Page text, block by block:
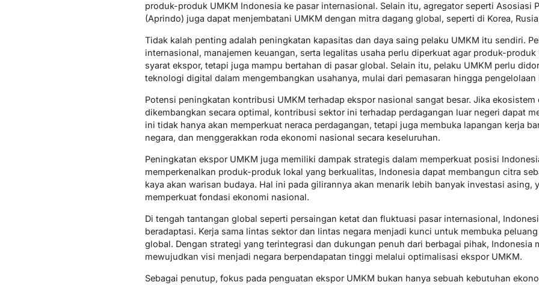
produk-produk UMKM Indonesia ke pasar internasional. Selain itu, agregator seperti Asosiasi
(Aprindo) juga dapat menjembatani UMKM dengan mitra dagang global, seperti di Korea,
Tidak kalah penting adalah peningkatan kapasitas dan daya saing pelaku UMKM itu sendiri.
internasional, manajemen keuangan, serta legalitas usaha perlu diperkuat agar produk-
syarat ekspor, tetapi juga mampu bertahan di pasar global. Selain itu, pelaku UMKM perlu
teknologi digital dalam mengembangkan usahanya, mulai dari pemasaran hingga
Potensi peningkatan kontribusi UMKM terhadap ekspor nasional sangat besar. Jika ekosistem
dikembangkan secara optimal, kontribusi sektor ini terhadap perdagangan luar negeri dapat
ini tidak hanya akan memperkuat neraca perdagangan, tetapi juga membuka lapangan kerja
negara, dan menggerakkan roda ekonomi nasional secara keseluruhan.
Peningkatan ekspor UMKM juga memiliki dampak strategis dalam memperkuat posisi
memperkenalkan produk-produk lokal yang berkualitas, Indonesia dapat membangun citra
kaya akan warisan budaya. Hal ini pada gilirannya akan menarik lebih banyak investasi asing,
memperkuat fondasi ekonomi nasional.
Di tengah tantangan global seperti persaingan ketat dan fluktuasi pasar internasional,
beradaptasi. Kerja sama lintas sektor dan lintas negara menjadi kunci untuk membuka
global. Dengan strategi yang terintegrasi dan dukungan penuh dari berbagai pihak, Indonesia
mewujudkan visi menjadi negara berpendapatan tinggi melalui optimalisasi ekspor UMKM.
Sebagai penutup, fokus pada penguatan ekspor UMKM bukan hanya sebuah kebutuhan